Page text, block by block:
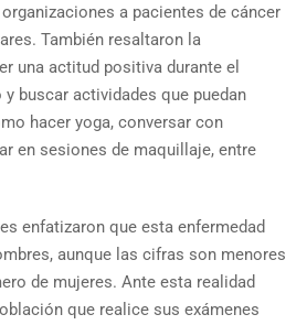
a pacientes de cáncer
También resaltaron la
una actitud positiva durante el
buscar actividades que puedan
hacer yoga, conversar con
en sesiones de maquillaje, entre
enfatizaron que esta enfermedad
aunque las cifras son menores
de mujeres. Ante esta realidad
que realice sus exámenes